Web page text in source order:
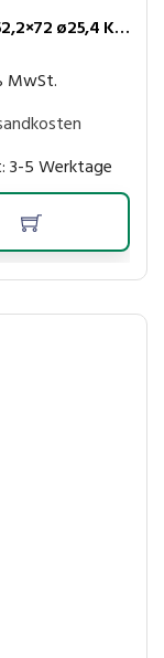
Jihostroj Zahnradpumpe Bg1 Flansch 52,2×72 ø25,4 Kegel 1:8 5,8cm³/U 200bar rechtsl Anschl LK30-30
MwSt.
3-5 Werktage